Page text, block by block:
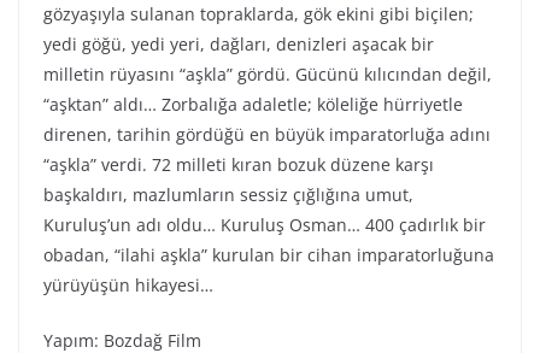
gözyaşıyla sulanan topraklarda, gök ekini gibi biçilen;
yedi göğü, yedi yeri, dağları, denizleri aşacak bir
milletin rüyasını “aşkla” gördü. Gücünü kılıcından değil,
“aşktan” aldı… Zorbalığa adaletle; köleliğe hürriyetle
direnen, tarihin gördüğü en büyük imparatorluğa adını
“aşkla” verdi. 72 milleti kıran bozuk düzene karşı
başkaldırı, mazlumların sessiz çığlığına umut,
Kuruluş’un adı oldu… Kuruluş Osman… 400 çadırlık bir
obadan, “ilahi aşkla” kurulan bir cihan imparatorluğuna
yürüyüşün hikayesi…
Yapım: Bozdağ Fi̇lm